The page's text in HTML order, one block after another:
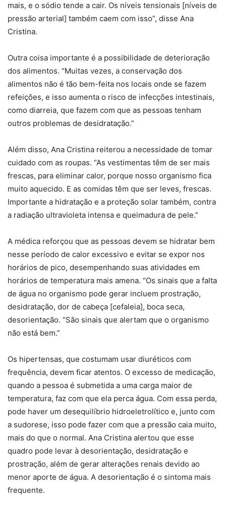
mais, e o sódio tende a cair. Os níveis tensionais [níveis de
pressão arterial] também caem com isso”, disse Ana
Cristina.
Outra coisa importante é a possibilidade de deterioração
dos alimentos. “Muitas vezes, a conservação dos
alimentos não é tão bem-feita nos locais onde se fazem
refeições, e isso aumenta o risco de infecções intestinais,
como diarreia, que fazem com que as pessoas tenham
outros problemas de desidratação.”
Além disso, Ana Cristina reiterou a necessidade de tomar
cuidado com as roupas. “As vestimentas têm de ser mais
frescas, para eliminar calor, porque nosso organismo fica
muito aquecido. E as comidas têm que ser leves, frescas.
Importante a hidratação e a proteção solar também, contra
a radiação ultravioleta intensa e queimadura de pele.”
A médica reforçou que as pessoas devem se hidratar bem
nesse período de calor excessivo e evitar se expor nos
horários de pico, desempenhando suas atividades em
horários de temperatura mais amena. “Os sinais que a falta
de água no organismo pode gerar incluem prostração,
desidratação, dor de cabeça [cefaleia], boca seca,
desorientação. “São sinais que alertam que o organismo
não está bem.”
Os hipertensas, que costumam usar diuréticos com
frequência, devem ficar atentos. O excesso de medicação,
quando a pessoa é submetida a uma carga maior de
temperatura, faz com que ela perca água. Com essa perda,
pode haver um desequilíbrio hidroeletrolítico e, junto com
a sudorese, isso pode fazer com que a pressão caia muito,
mais do que o normal. Ana Cristina alertou que esse
quadro pode levar à desorientação, desidratação e
prostração, além de gerar alterações renais devido ao
menor aporte de água. A desorientação é o sintoma mais
frequente.